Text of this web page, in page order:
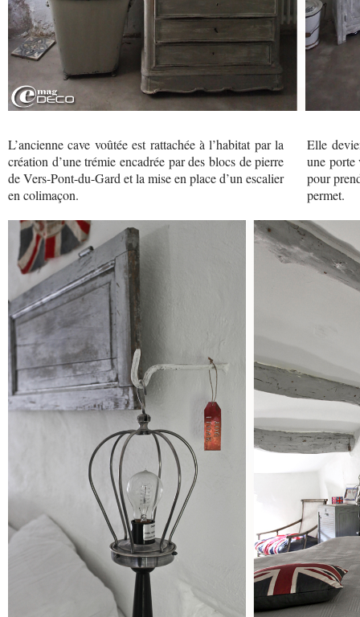
L’ancienne cave voûtée est rattachée à l’habitat par la
création d’une trémie encadrée par des blocs de pierre
de Vers-Pont-du-Gard et la mise en place d’un escalier
en colimaçon.
Elle
une porte
pour
permet.